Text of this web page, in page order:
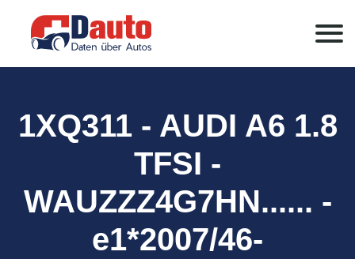
1XQ311 - AUDI A6 1.8
TFSI -
WAUZZZ4G7HN...... -
e1*2007/46-